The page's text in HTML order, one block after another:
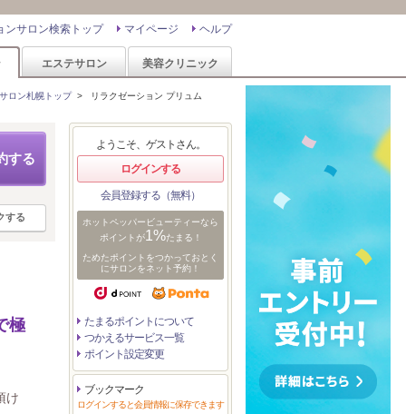
ヘルプ
マイページ
ンサロン検索トップ
エステサロン 美容クリニック
ロン札幌トップ> リラクゼーション プリュム
する
する
極
け
ようこそ、ゲストさん。
ログインする
会員登録する（無料）
ホットペッパービューティーなら
ポイントが1%たまる！
ためたポイントをつかっておとく
にサロンをネット予約！
たまるポイントについて
つかえるサービス一覧
ポイント設定変更
ブックマーク
ログインすると会員情報に保存できます